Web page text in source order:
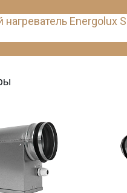
нагреватель Energolux